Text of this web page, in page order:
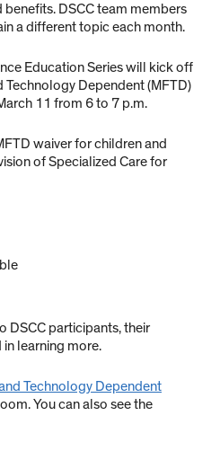
DSCC team members
a different topic each month.
Education Series will kick off
Technology Dependent (MFTD)
11 from 6 to 7 p.m.
waiver for children and
of Specialized Care for
DSCC participants, their
learning more.
Technology Dependent
You can also see the